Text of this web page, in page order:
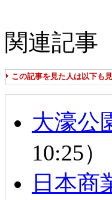
関連記事
この記事を見た人は以下も
大濠公
10:25）
日本商